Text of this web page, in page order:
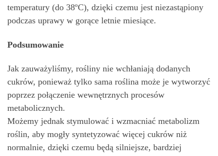
temperatury (do 38ºC), dzięki czemu jest niezastąpiony
podczas uprawy w gorące letnie miesiące.
Podsumowanie
Jak zauważyliśmy, rośliny nie wchłaniają dodanych
cukrów, ponieważ tylko sama roślina może je wytworzyć
poprzez połączenie wewnętrznych procesów
metabolicznych.
Możemy jednak stymulować i wzmacniać metabolizm
roślin, aby mogły syntetyzować więcej cukrów niż
normalnie, dzięki czemu będą silniejsze, bardziej